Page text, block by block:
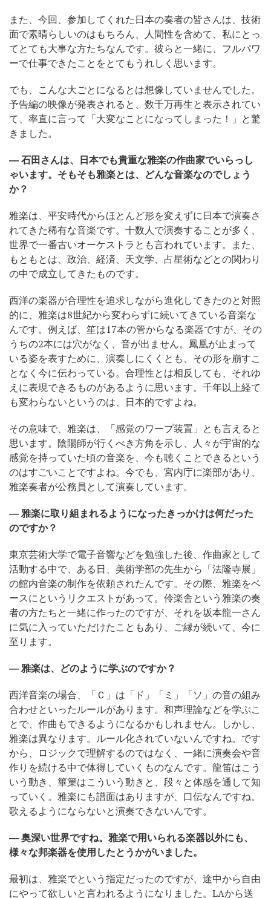
また、今回、参加してくれた日本の奏者の皆さんは、技術
面で素晴らしいのはもちろん、人間性を含めて、私にとっ
てとても大事な方たちなんです。彼らと一緒に、フルパワ
ーで仕事できたことをとてもうれしく思います。
でも、こんな大ごとになるとは想像していませんでした。
予告編の映像が発表されると、数千万再生と表示されてい
て、率直に言って「大変なことになってしまった！」と驚
きました。
― 石田さんは、日本でも貴重な雅楽の作曲家でいらっし
ゃいます。そもそも雅楽とは、どんな音楽なのでしょう
か？
雅楽は、平安時代からほとんど形を変えずに日本で演奏さ
れてきた稀有な音楽です。十数人で演奏することが多く、
世界で一番古いオーケストラとも言われています。また、
もともとは、政治、経済、天文学、占星術などとの関わり
の中で成立してきたものです。
西洋の楽器が合理性を追求しながら進化してきたのと対照
的に、雅楽は8世紀から変わらずに続いてきている音楽な
んです。例えば、笙は17本の管からなる楽器ですが、その
うちの2本には穴がなく、音が出ません。鳳凰が止まって
いる姿を表すために、演奏しにくくとも、その形を崩すこ
となく今に伝わっている。合理性とは相反しても、それゆ
えに表現できるものがあるように思います。千年以上経て
も変わらないというのは、日本的ですよね。
その意味で、雅楽は、「感覚のワープ装置」とも言えると
思います。陰陽師が行くべき方角を示し、人々が宇宙的な
感覚を持っていた頃の音楽を、今も聴くことできるという
のはすごいことですよね。今でも、宮内庁に楽部があり、
雅楽奏者が公務員として演奏しています。
― 雅楽に取り組まれるようになったきっかけは何だった
のですか？
東京芸術大学で電子音響などを勉強した後、作曲家として
活動する中で、ある日、美術学部の先生から「法隆寺展」
の館内音楽の制作を依頼されたんです。その際、雅楽をベ
ースにというリクエストがあって。伶楽舎という雅楽の奏
者の方たちと一緒に作ったのですが、それを坂本龍一さん
に気に入っていただけたこともあり、ご縁が続いて、今に
至ります。
― 雅楽は、どのように学ぶのですか？
西洋音楽の場合、「Ｃ」は「ド」「ミ」「ソ」の音の組み
合わせといったルールがあります。和声理論などを学ぶこ
とで、作曲もできるようになるかもしれません。しかし、
雅楽は異なります。ルール化されていないんですね。です
から、ロジックで理解するのではなく、一緒に演奏会や音
作りを続ける中で体得していくものなんです。龍笛はこう
いう動き、篳篥はこういう動きと、段々と体感を通して知
っていく。雅楽にも譜面はありますが、口伝なんですね。
歌えるようにならないと演奏できないんです。
― 奥深い世界ですね。雅楽で用いられる楽器以外にも、
様々な邦楽器を使用したとうかがいました。
最初は、雅楽でという指定だったのですが、途中から自由
にやって欲しいと言われるようになりました。LAから送